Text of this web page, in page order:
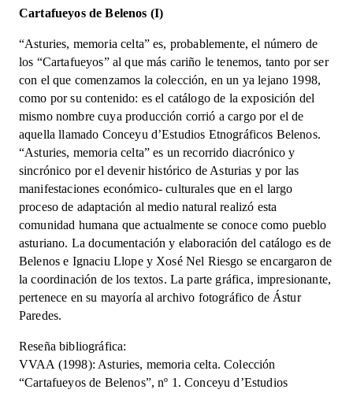
celta
cantidad
Cartafueyos de Belenos (I)
“Asturies, memoria celta” es, probablemente, el número de
los “Cartafueyos” al que más cariño le tenemos, tanto por ser
con el que comenzamos la colección, en un ya lejano 1998,
como por su contenido: es el catálogo de la exposición del
mismo nombre cuya producción corrió a cargo por el de
aquella llamado Conceyu d’Estudios Etnográficos Belenos.
“Asturies, memoria celta” es un recorrido diacrónico y
sincrónico por el devenir histórico de Asturias y por las
manifestaciones económico- culturales que en el largo
proceso de adaptación al medio natural realizó esta
comunidad humana que actualmente se conoce como pueblo
asturiano. La documentación y elaboración del catálogo es de
Belenos e Ignaciu Llope y Xosé Nel Riesgo se encargaron de
la coordinación de los textos. La parte gráfica, impresionante,
pertenece en su mayoría al archivo fotográfico de Ástur
Paredes.
Reseña bibliográfica:
VVAA (1998): Asturies, memoria celta. Colección
“Cartafueyos de Belenos”, nº 1. Conceyu d’Estudios